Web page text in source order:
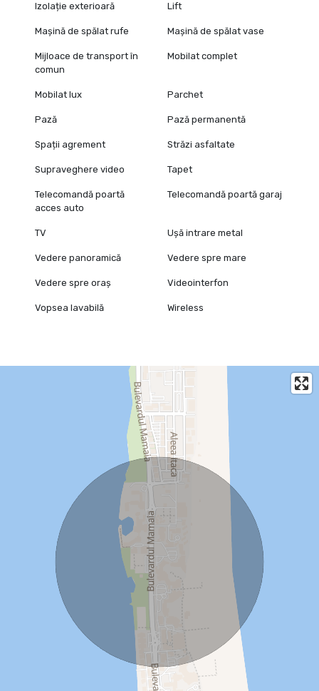
Izolație exterioară Lift
Mașină de spălat rufe Mașină de spălat vase
Mijloace de transport în
comun
Mobilat complet
Mobilat lux Parchet
Pază Pază permanentă
Spații agrement Străzi asfaltate
Supraveghere video Tapet
Telecomandă poartă
acces auto
Telecomandă poartă garaj
TV Ușă intrare metal
Vedere panoramică Vedere spre mare
Vedere spre oraș Videointerfon
Vopsea lavabilă Wireless